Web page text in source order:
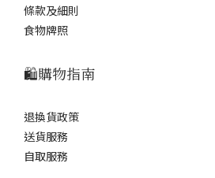
條款及細則
食物牌照
🛍️購物指南
退換貨政策
送貨服務
自取服務